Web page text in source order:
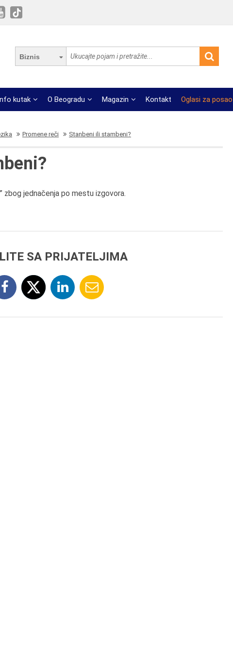
Biznis
kutak O Beogradu Magazin Kontakt Oglasi za posao
Promene reči Stanbeni ili stambeni?
zbog jednačenja po mestu izgovora.
SA PRIJATELJIMA